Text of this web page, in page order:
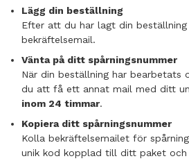
Lägg din beställning
Efter att du har lagt din
bekräftelsemail.
Vänta på ditt spårningsnummer
När din beställning har bearbetats
du att få ett annat mail med ditt
inom 24 timmar.
Kopiera ditt spårningsnummer
Kolla bekräftelsemailet för
unik kod kopplad till ditt paket